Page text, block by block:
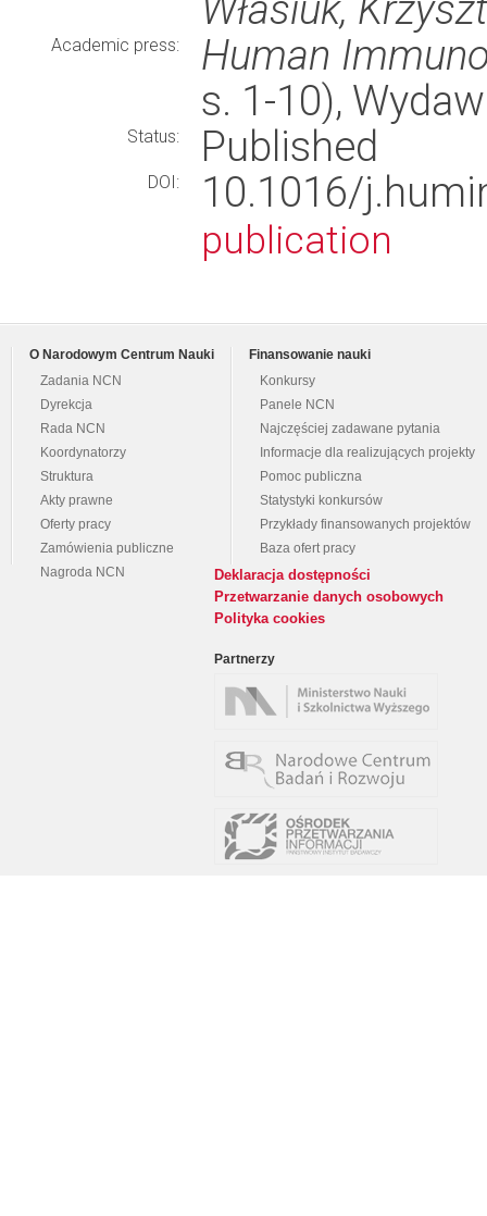
Academic press:
Human
s. 1-10),
Status: Published
DOI: 10.1016/
publication
O Narodowym Centrum Nauki
Zadania NCN
Dyrekcja
Rada NCN
Koordynatorzy
Struktura
Akty prawne
Oferty pracy
Zamówienia publiczne
Nagroda NCN
Finansowanie nauki
Konkursy
Panele NCN
Najczęściej zadawane pytania
Informacje dla realizujących projekty
Pomoc publiczna
Statystyki konkursów
Przykłady finansowanych projektów
Baza ofert pracy
Deklaracja dostępności
Przetwarzanie danych osobowych
Polityka cookies
Partnerzy